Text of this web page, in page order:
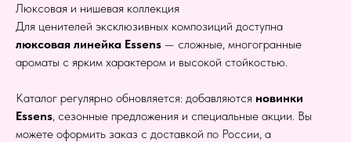
Люксовая и нишевая коллекция
Для ценителей эксклюзивных композиций доступна
люксовая линейка Essens — сложные, многогранные
ароматы с ярким характером и высокой стойкостью.
Каталог регулярно обновляется: добавляются новинки
Essens, сезонные предложения и специальные акции. Вы
можете оформить заказ с доставкой по России, а